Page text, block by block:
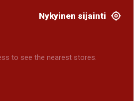
Nykyinen sijainti
to see the nearest stores.